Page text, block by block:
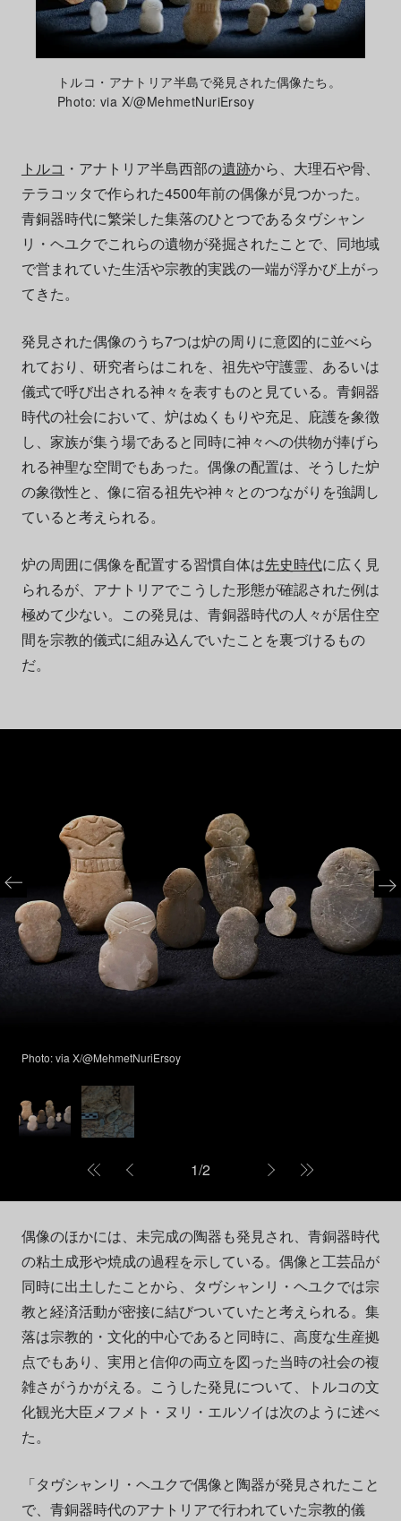
トルコ・アナトリア半島で発見された偶像たち。
Photo: via X/@MehmetNuriErsoy
トルコ ・アナトリア半島西部の遺跡から、大理石や骨、
テラコッタで作られた4500年前の偶像が見つかった。
青銅器時代に繁栄した集落のひとつであるタヴシャン
リ・ヘユクでこれらの遺物が発掘されたことで、同地域
で営まれていた生活や宗教的実践の一端が浮かび上がっ
てきた。
発見された偶像のうち7つは炉の周りに意図的に並べら
れており、研究者らはこれを、祖先や守護霊、あるいは
儀式で呼び出される神々を表すものと見ている。青銅器
時代の社会において、炉はぬくもりや充足、庇護を象徴
し、家族が集う場であると同時に神々への供物が捧げら
れる神聖な空間でもあった。偶像の配置は、そうした炉
の象徴性と、像に宿る祖先や神々とのつながりを強調し
ていると考えられる。
炉の周囲に偶像を配置する習慣自体は先史時代に広く見
られるが、アナトリアでこうした形態が確認された例は
極めて少ない。この発見は、青銅器時代の人々が居住空
間を宗教的儀式に組み込んでいたことを裏づけるもの
だ。
Photo: via X/@MehmetNuriErsoy
1/2
偶像のほかには、未完成の陶器も発見され、青銅器時代
の粘土成形や焼成の過程を示している。偶像と工芸品が
同時に出土したことから、タヴシャンリ・ヘユクでは宗
教と経済活動が密接に結びついていたと考えられる。集
落は宗教的・文化的中心であると同時に、高度な生産拠
点でもあり、実用と信仰の両立を図った当時の社会の複
雑さがうかがえる。こうした発見について、トルコの文
化観光大臣メフメト・ヌリ・エルソイは次のように述べ
た。
「タヴシャンリ・ヘユクで偶像と陶器が発見されたこと
で、青銅器時代のアナトリアで行われていた宗教的儀